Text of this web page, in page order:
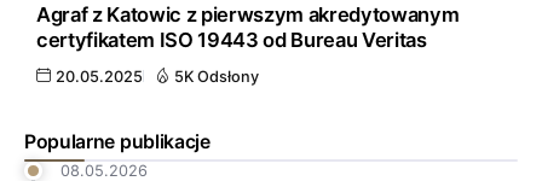
Popularne publikacje
08.05.2026
Agraf z Katowic z pierwszym akredytowanym
certyfikatem ISO 19443 od Bureau Veritas
20.05.2025 5K Odsłony